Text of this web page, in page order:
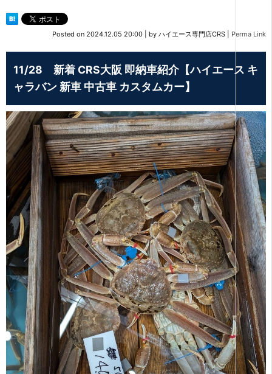
Posted on 2024.12.05 20:00 by ハイエース専門店CRS Perma Link
11/28 新着 CRS大阪 即納車紹介【ハイエース キ
ャラバン 新車 中古車 カスタムカー】